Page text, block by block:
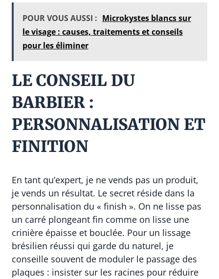
POUR VOUS AUSSI : Microkystes blancs sur
le visage : causes, traitements et conseils
pour les éliminer
LE CONSEIL DU
BARBIER :
PERSONNALISATION ET
FINITION
En tant qu’expert, je ne vends pas un produit,
je vends un résultat. Le secret réside dans la
personnalisation du « finish ». On ne lisse pas
un carré plongeant fin comme on lisse une
crinière épaisse et bouclée. Pour un lissage
brésilien réussi qui garde du naturel, je
conseille souvent de moduler le passage des
plaques : insister sur les racines pour réduire